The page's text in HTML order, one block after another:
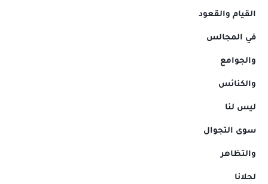
القيام والقعود
في المجالس
والجوامع
والكنائس
ليس لنا
سوى التجوال
والتظاهر
لحلانا